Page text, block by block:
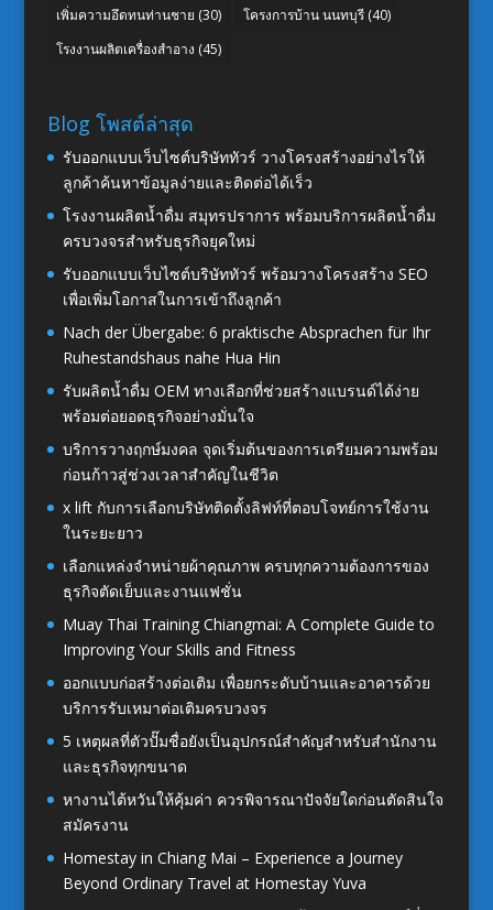
เพิ่มความอึดทนท่านชาย (30) โครงการบ้าน นนทบุรี(40)
โรงงานผลิตเครื่องสำอาง (45)
Blog โพสต์ล่าสุด
รับออกแบบเว็บไซต์บริษัททัวร์ วางโครงสร้างอย่างไรให้
ลูกค้าค้นหาข้อมูลง่ายและติดต่อได้เร็ว
โรงงานผลิตน้ำดื่ม สมุทรปราการ พร้อมบริการผลิตน้ำดื่ม
ครบวงจรสำหรับธุรกิจยุคใหม่
รับออกแบบเว็บไซต์บริษัททัวร์ พร้อมวางโครงสร้าง SEO
เพื่อเพิ่มโอกาสในการเข้าถึงลูกค้า
Nach der Übergabe: 6 praktische Absprachen für Ihr
Ruhestandshaus nahe Hua Hin
รับผลิตน้ำดื่ม OEM ทางเลือกที่ช่วยสร้างแบรนด์ได้ง่าย
พร้อมต่อยอดธุรกิจอย่างมั่นใจ
บริการวางฤกษ์มงคล จุดเริ่มต้นของการเตรียมความพร้อม
ก่อนก้าวสู่ช่วงเวลาสำคัญในชีวิต
x lift กับการเลือกบริษัทติดตั้งลิฟท์ที่ตอบโจทย์การใช้งาน
ในระยะยาว
เลือกแหล่งจำหน่ายผ้าคุณภาพ ครบทุกความต้องการของ
ธุรกิจตัดเย็บและงานแฟชั่น
Muay Thai Training Chiangmai: A Complete Guide to
Improving Your Skills and Fitness
ออกแบบก่อสร้างต่อเติม เพื่อยกระดับบ้านและอาคารด้วย
บริการรับเหมาต่อเติมครบวงจร
5 เหตุผลที่ตัวปั๊มชื่อยังเป็นอุปกรณ์สำคัญสำหรับสำนักงาน
และธุรกิจทุกขนาด
หางานไต้หวันให้คุ้มค่า ควรพิจารณาปัจจัยใดก่อนตัดสินใจ
สมัครงาน
Homestay in Chiang Mai – Experience a Journey
Beyond Ordinary Travel at Homestay Yuva